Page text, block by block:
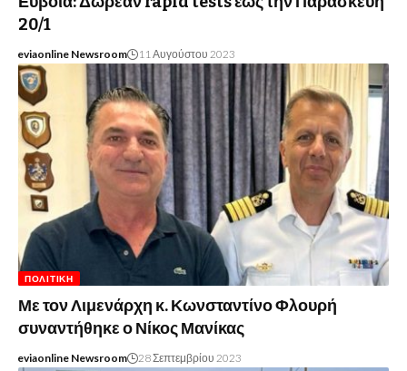
20/1
eviaonline Newsroom 11 Αυγούστου 2023
ΠΟΛΙΤΙΚΉ
Με τον Λιμενάρχη κ. Κωνσταντίνο Φλουρή
συναντήθηκε ο Νίκος Μανίκας
eviaonline Newsroom 28 Σεπτεμβρίου 2023